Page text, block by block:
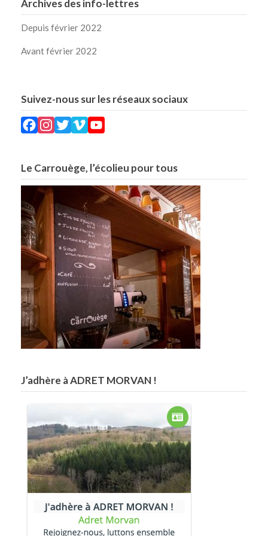
Archives des info-lettres
Depuis février 2022
Avant février 2022
Suivez-nous sur les réseaux sociaux
Facebook
Instagram
Twitter
Vimeo
Le Carrouège, l’écolieu pour tous
J’adhère à ADRET MORVAN !